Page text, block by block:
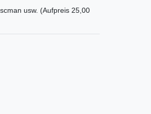
usw. (Aufpreis 25,00